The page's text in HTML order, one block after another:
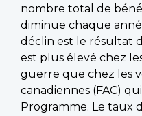
nombre total de
diminue chaque
déclin est le résultat
est plus élevé chez
guerre que chez les
canadiennes (FAC)
Programme. Le taux